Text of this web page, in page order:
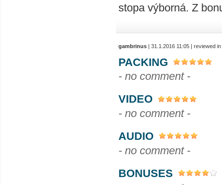
stopa výborná. Z
gambrinus | 31.1.2016 11:05 | reviewed
PACKING
- no comment -
VIDEO
- no comment -
AUDIO
- no comment -
BONUSES